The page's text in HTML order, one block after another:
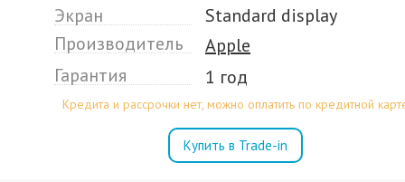
Экран
Standard display
Производитель
Apple
Гарантия
1 год
Кредита и рассрочки нет, можно оплатить по кредитной
Купить в Trade-in